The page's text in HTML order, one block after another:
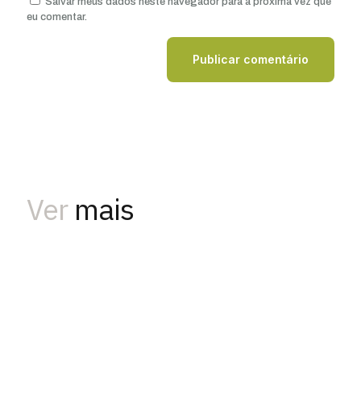
eu comentar.
Ver mais